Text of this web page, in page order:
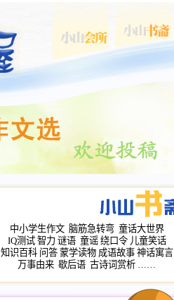
中小学生作文 脑筋急转弯 童话大世界
IQ测试 智力 谜语 童谣 绕口令 儿童笑话
知识百科 问答 蒙学读物 成语故事 神话寓言
万事由来 歇后语 古诗词赏析 ……